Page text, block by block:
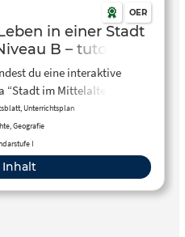
OER
in einer Stadt
B – tutory.de
du eine interaktive
im Mittelalter”. Über
Videos und Links
Partnerarbeit wird hier der
Station geht es um die
um die Gesellschaft.
Unterrichtsplan
Geografie
I
Inhalt